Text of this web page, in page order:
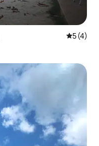
5 de
5 (4)